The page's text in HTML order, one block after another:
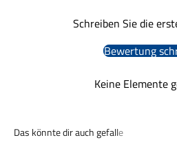
Schreiben Sie die
Bewertung
Keine Elemente